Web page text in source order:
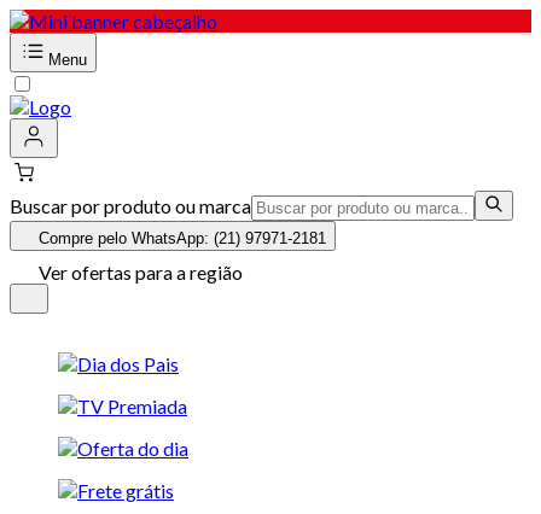
Menu
Buscar por produto ou marca
Compre pelo WhatsApp: (21) 97971-2181
Ver ofertas para a região